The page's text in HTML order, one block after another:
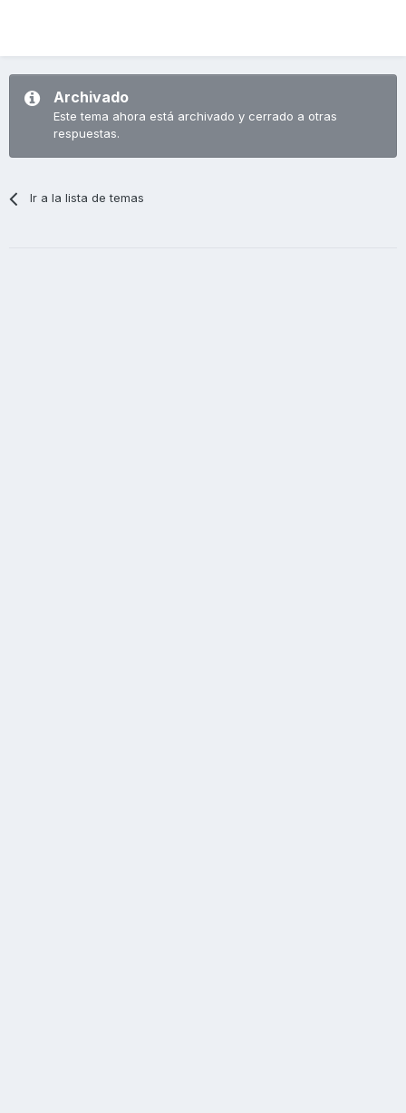
Archivado
Este tema ahora está archivado y cerrado a otras
respuestas.
Ir a la lista de temas